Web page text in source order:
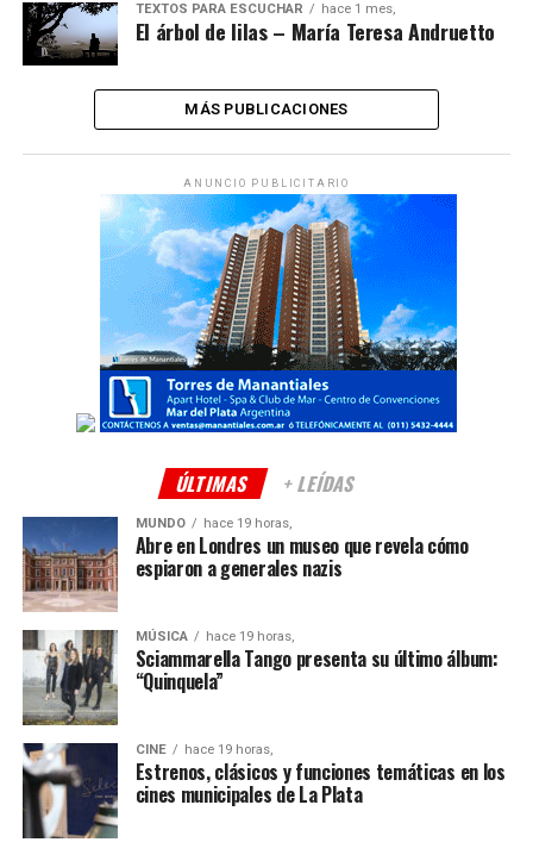
TEXTOS PARA ESCUCHAR hace 1 mes,
El árbol de lilas – María Teresa Andruetto
MÁS PUBLICACIONES
ANUNCIO PUBLICITARIO
ÚLTIMAS + LEÍDAS
MUNDO hace 19 horas,
Abre en Londres un museo que revela cómo
espiaron a generales nazis
MÚSICA hace 19 horas,
Sciammarella Tango presenta su último álbum:
“Quinquela”
CINE hace 19 horas,
Estrenos, clásicos y funciones temáticas en los
cines municipales de La Plata